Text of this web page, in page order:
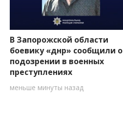
В Запорожской области
боевику «днр» сообщили о
подозрении в военных
преступлениях
меньше минуты назад